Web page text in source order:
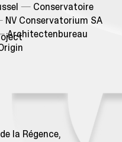
la Régence,
— Conservatoire
NV Conservatorium SA
Architectenbureau